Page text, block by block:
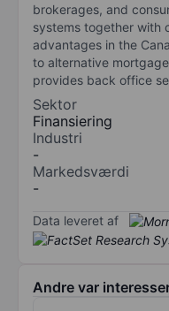
brokerages, and
systems together with
advantages in the
to alternative
provides back office
Sektor
Finansiering
Industri
-
Markedsværdi
-
Data leveret af
Andre var